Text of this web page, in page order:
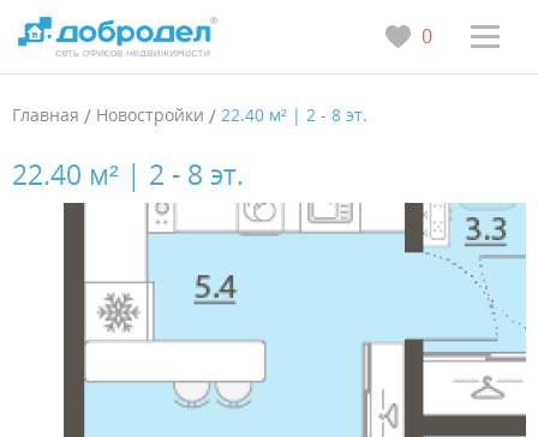
0
Главная / Новостройки / 22.40 м² | 2 - 8 эт.
22.40 м² | 2 - 8 эт.